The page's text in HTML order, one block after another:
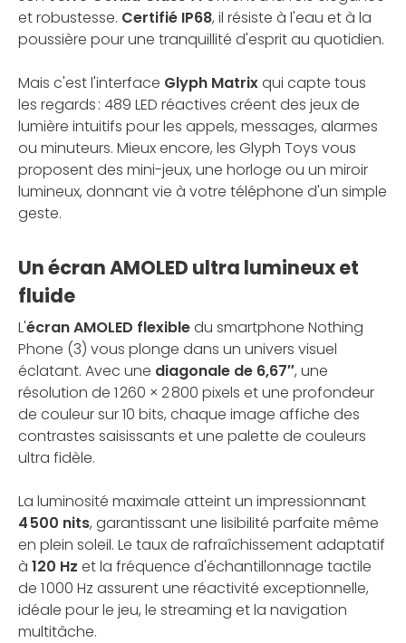
et robustesse. Certifié IP68, il résiste à l'eau et à la
poussière pour une tranquillité d'esprit au quotidien.
Mais c'est l'interface Glyph Matrixqui capte tous
les regards : 489 LED réactives créent des jeux de
lumière intuitifs pour les appels, messages, alarmes
ou minuteurs. Mieux encore, les Glyph Toys vous
proposent des mini-jeux, une horloge ou un miroir
lumineux, donnant vie à votre téléphone d'un simple
geste.
Un écran AMOLED ultra lumineux et
fluide
L'écran AMOLED flexibledu smartphone Nothing
Phone (3) vous plonge dans un univers visuel
éclatant. Avec une diagonale de 6,67″, une
résolution de 1 260 × 2 800 pixels et une profondeur
de couleur sur 10 bits, chaque image affiche des
contrastes saisissants et une palette de couleurs
ultra fidèle.
La luminosité maximale atteint un impressionnant
4 500 nits, garantissant une lisibilité parfaite même
en plein soleil. Le taux de rafraîchissement adaptatif
à 120 Hz et la fréquence d'échantillonnage tactile
de 1 000 Hz assurent une réactivité exceptionnelle,
idéale pour le jeu, le streaming et la navigation
multitâche.